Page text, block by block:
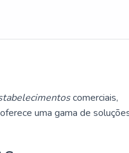
comerciais,
oferece uma gama de